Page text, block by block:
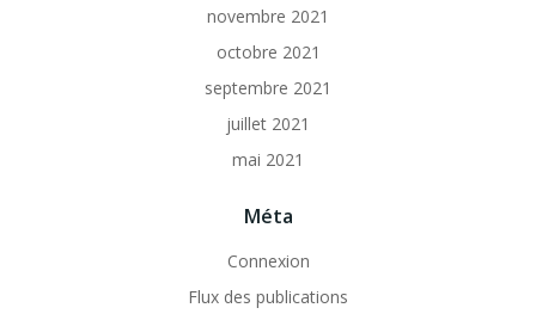
novembre 2021
octobre 2021
septembre 2021
juillet 2021
mai 2021
Méta
Connexion
Flux des publications